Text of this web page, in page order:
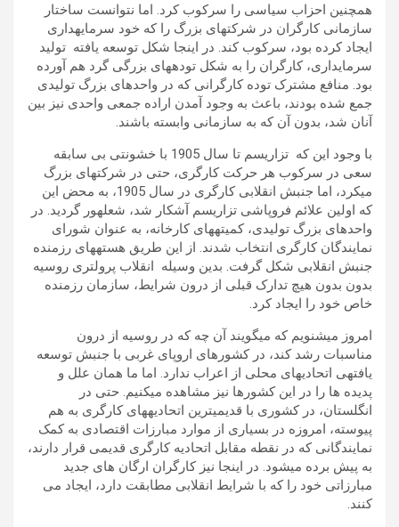
همچنین احزاب سیاسی را سرکوب کرد. اما نتوانست ساختار
سازمانی کارگران در شرکتهای بزرگ را که خود سرمایه­داری
ایجاد کرده بود، سرکوب کند. در اینجا شکل توسعه یافته تولید
سرمای­داری، کارگران را به شکل توده­های بزرگی گرد هم آورده
بود. منافع مشترک توده کارگرانی که در واحد­های بزرگ تولیدی
جمع شده بودند، باعث به وجود آمدن اراده جمعی واحدی نیز بین
آنان شد، بدون آن که به سازمانی وابسته باشند.
با وجود این که تزاریسم تا سال 1905 با خشونتی بی سابقه
سعی در سرکوب هر حرکت کارگری، حتی در شرکتهای بزرگ
می­کرد، اما جنبش انقلابی کارگری در سال 1905، به محض این
که اولین علائم فروپاشی تزاریسم آشکار شد، شعله­ور گردید. در
واحدهای بزرگ تولیدی، کمیته­های کارخانه، به عنوان شورای
نمایندگان کارگری انتخاب شدند. از این طریق هسته­های رزمنده
جنبش انقلابی شکل گرفت. بدین وسیله انقلاب پرولتری روسیه
بدون بدون هیچ تدارک قبلی از درون شرایط، سازمان رزمنده
خاص خود را ایجاد کرد.
امروز می­شنویم که می­گویند آن چه که در روسیه از درون
مناسبات رشد کند، در کشورهای اروپای غربی با جنبش توسعه
یافته­ی اتحادیه­ای محلی از اعراب ندارد. اما ما همان علل و
پدیده ها را در این کشورها نیز مشاهده می­کنیم. حتی در
انگلستان، در کشوری با قدیمی­ترین اتحادیه­های کارگری به هم
پیوسته، امروزه در بسیاری از موارد مبارزات اقتصادی به کمک
نمایندگانی که در نقطه مقابل اتحادیه کارگری قدیمی قرار دارند،
به پیش برده می­شود. در اینجا نیز کارگران ارگان های جدید
مبارزاتی خود را که با شرایط انقلابی مطابقت دارد، ایجاد می
کنند.